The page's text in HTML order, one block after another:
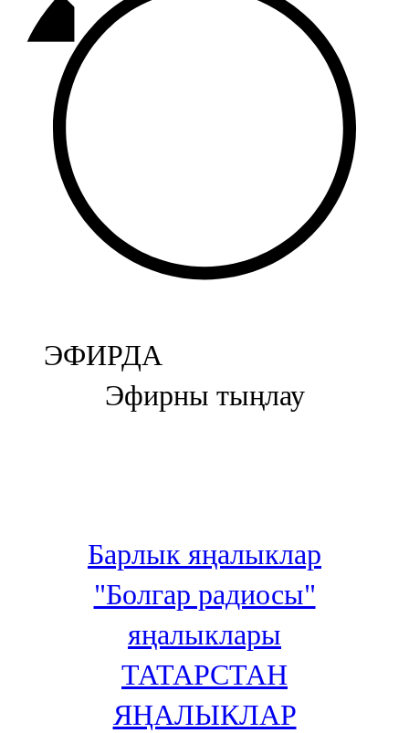
Базарлы матак
107,1 FM
Балык бистәсе
104,9 FM
Баулы
107,5 FM
Биләр
Болгар
106,0 FM
Бөгелмә
100,3 FM
106,6 FM
Кадыбаш
105,2 FM
ЭФИРДА
Эфирны тыңлау
Барлык яңалыклар
"Болгар радиосы"
яңалыклары
ТАТАРСТАН
ЯҢАЛЫКЛАР